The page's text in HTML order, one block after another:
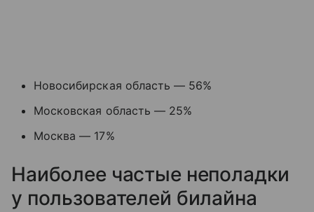
Новосибирская область — 56%
Московская область — 25%
Москва — 17%
Наиболее частые неполадки
у пользователей билайна